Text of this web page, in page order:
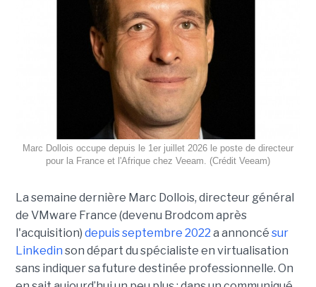
Marc Dollois occupe depuis le 1er juillet 2026 le poste de directeur
pour la France et l'Afrique chez Veeam. (Crédit Veeam)
La semaine dernière Marc Dollois, directeur général
de VMware France (devenu Brodcom après
l'acquisition) depuis septembre 2022 a annoncé sur
Linkedin son départ du spécialiste en virtualisation
sans indiquer sa future destinée professionnelle. On